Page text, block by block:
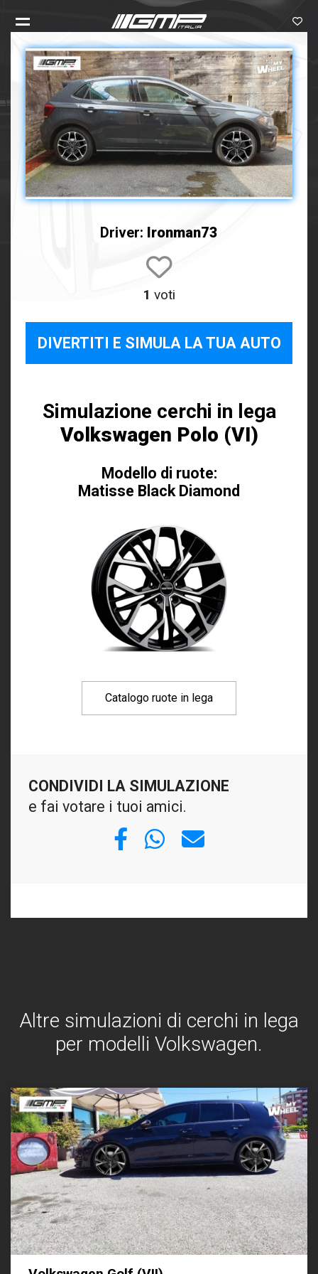
Driver: Ironman73
1 voti
DIVERTITI E SIMULA LA TUA AUTO
Simulazione cerchi in lega
Volkswagen Polo (VI)
Modello di ruote:
Matisse Black Diamond
Catalogo ruote in lega
CONDIVIDI LA SIMULAZIONE
e fai votare i tuoi amici.
Altre simulazioni di cerchi in lega
per modelli Volkswagen.